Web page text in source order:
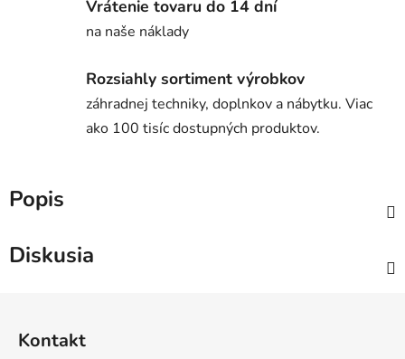
Vrátenie tovaru do 14 dní
na naše náklady
Rozsiahly sortiment výrobkov
záhradnej techniky, doplnkov a nábytku. Viac
ako 100 tisíc dostupných produktov.
Popis
Diskusia
Kontakt